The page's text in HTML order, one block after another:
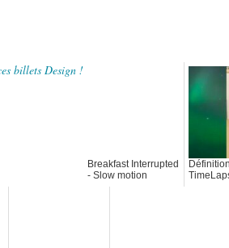
billets Design !
Breakfast Interrupted
- Slow motion
1000fps